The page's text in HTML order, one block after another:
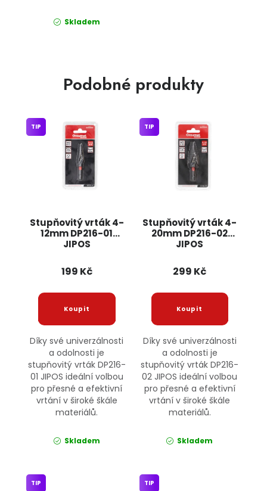
Skladem
Podobné produkty
Stupňovitý vrták 4-
12mm DP216-01
JIPOS
TIP
199 Kč
Díky své univerzálnosti
a odolnosti je
stupňovitý vrták DP216-
01 JIPOS ideální volbou
pro přesné a efektivní
vrtání v široké škále
materiálů.
Skladem
Stupňovitý vrták 4-
20mm DP216-02
JIPOS
TIP
299 Kč
Díky své univerzálnosti
a odolnosti je
stupňovitý vrták DP216-
02 JIPOS ideální volbou
pro přesné a efektivní
vrtání v široké škále
materiálů.
Skladem
TIP TIP